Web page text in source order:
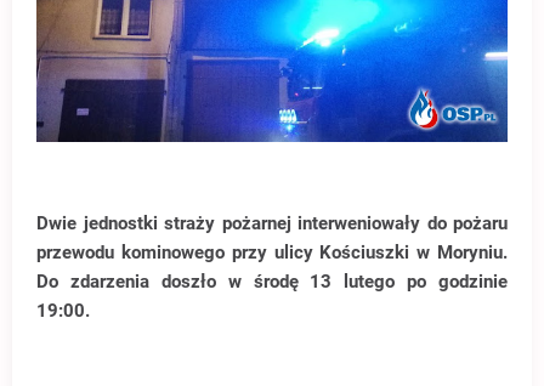
Dwie jednostki straży pożarnej interweniowały do pożaru
przewodu kominowego przy ulicy Kościuszki w Moryniu.
Do zdarzenia doszło w środę 13 lutego po godzinie
19:00.